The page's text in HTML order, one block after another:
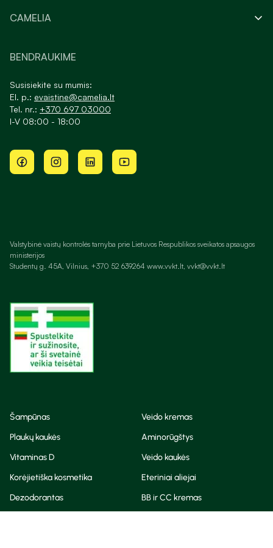
CAMELIA
BENDRAUKIME
Susisiekite su mumis:
El. p.: evaistine@camelia.lt
Tel. nr.: +370 697 03000
I-V 08:00 - 18:00
Valstybinė vaistų kontrolės tarnyba prie Lietuvos Respublikos sveikatos apsaugos
ministerijos
Studentų g. 45A, Vilnius, +370 52 639264 www.vvkt.lt, vvkt@vvkt.lt
Šampūnas
Veido kremas
Plaukų kaukės
Aminorūgštys
Vitaminas D
Veido kaukės
Korėjietiška kosmetika
Eteriniai aliejai
Dezodorantas
BB ir CC kremas